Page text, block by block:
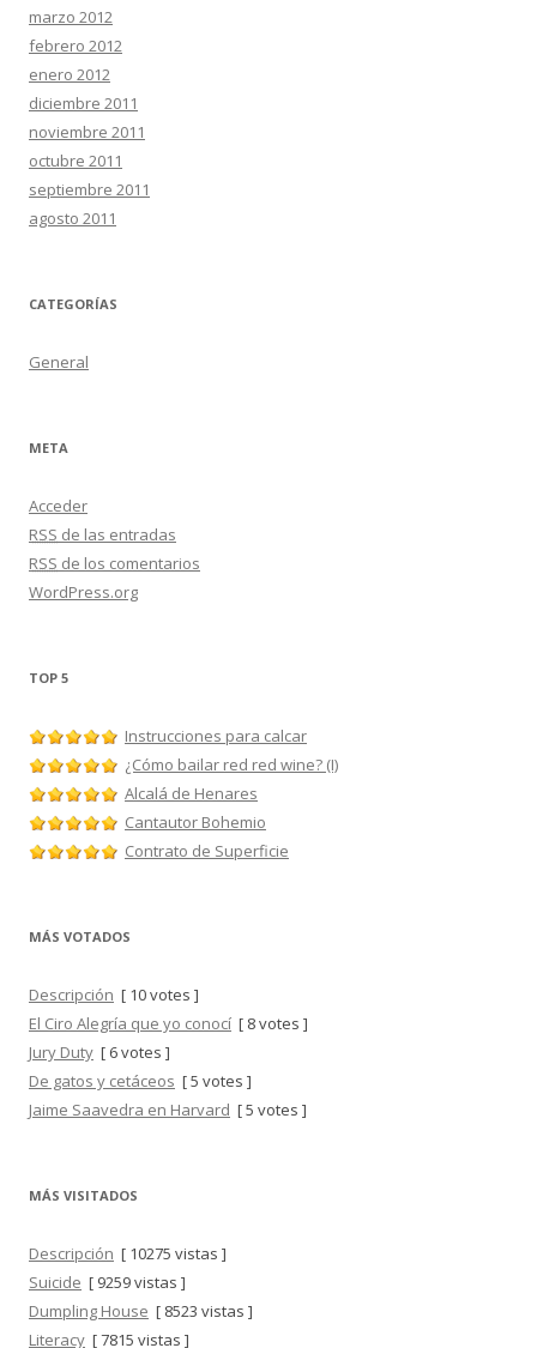
marzo 2012
febrero 2012
enero 2012
diciembre 2011
noviembre 2011
octubre 2011
septiembre 2011
agosto 2011
CATEGORÍAS
General
META
Acceder
RSS de las entradas
RSS de los comentarios
WordPress.org
TOP 5
Instrucciones para calcar
¿Cómo bailar red red wine? (I)
Alcalá de Henares
Cantautor Bohemio
Contrato de Superficie
MÁS VOTADOS
Descripción [ 10 votes ]
El Ciro Alegría que yo conocí [ 8 votes ]
Jury Duty [ 6 votes ]
De gatos y cetáceos [ 5 votes ]
Jaime Saavedra en Harvard [ 5 votes ]
MÁS VISITADOS
Descripción [ 10275 vistas ]
Suicide [ 9259 vistas ]
Dumpling House [ 8523 vistas ]
Literacy [ 7815 vistas ]